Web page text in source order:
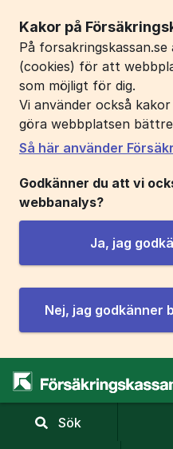
Kakor på
På
(cookies) för att
som möjligt för dig.
Vi använder också
göra webbplatsen
Så här använder
Godkänner du att vi
webbanalys?
Ja, jag
Nej, jag godkänner
Sök